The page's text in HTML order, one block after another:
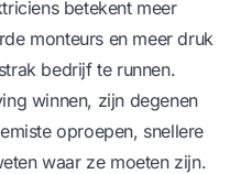
betekent meer
monteurs en meer druk
bedrijf te runnen.
winnen, zijn degenen
oproepen, snellere
waar ze moeten zijn.